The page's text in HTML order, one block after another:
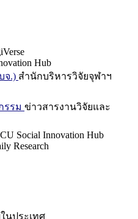
Hub
จ.) สำนักบริหารวิจัยจุฬาฯ
รรม ข่าวสารงานวิจัยและ
CU Social Innovation Hub
Research
นประเทศ